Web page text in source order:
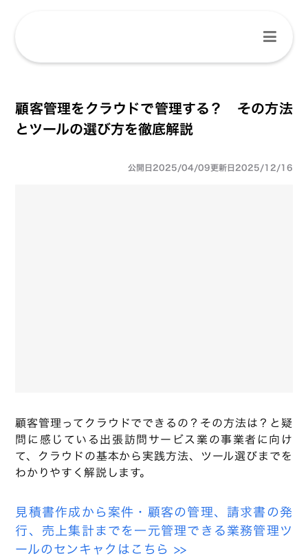
顧客管理をクラウドで管理する？ その方法
とツールの選び方を徹底解説
公開日2025/04/09更新日2025/12/16
顧客管理ってクラウドでできるの？その方法は？と疑
問に感じている出張訪問サービス業の事業者に向け
て、クラウドの基本から実践方法、ツール選びまでを
わかりやすく解説します。
見積書作成から案件・顧客の管理、請求書の発
行、売上集計までを一元管理できる業務管理ツ
ールのセンキャクはこちら >>